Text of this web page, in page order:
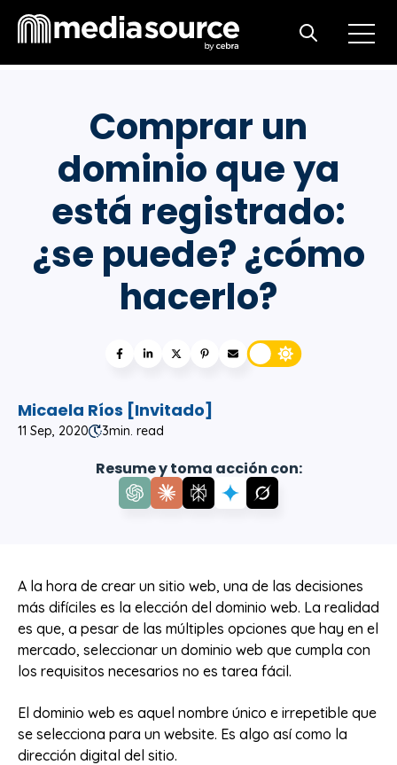
Open
Open search
Comprar un
dominio que ya
está registrado:
¿se puede? ¿cómo
hacerlo?
Micaela Ríos [Invitado]
11 Sep, 2020 3min. read
Resume y toma acción con:
A la hora de crear un sitio web, una de las decisiones
más difíciles es la elección del dominio web. La realidad
es que, a pesar de las múltiples opciones que hay en el
mercado, seleccionar un dominio web que cumpla con
los requisitos necesarios no es tarea fácil.
El dominio web es aquel nombre único e irrepetible que
se selecciona para un website. Es algo así como la
dirección digital del sitio.